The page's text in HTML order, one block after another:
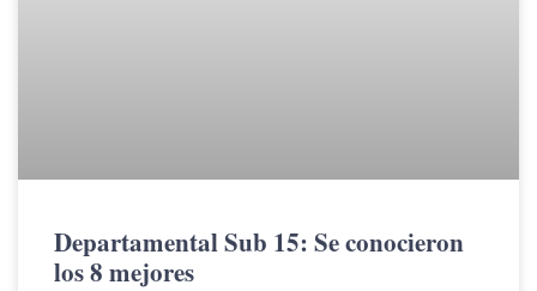
Departamental Sub 15: Se conocieron
los 8 mejores